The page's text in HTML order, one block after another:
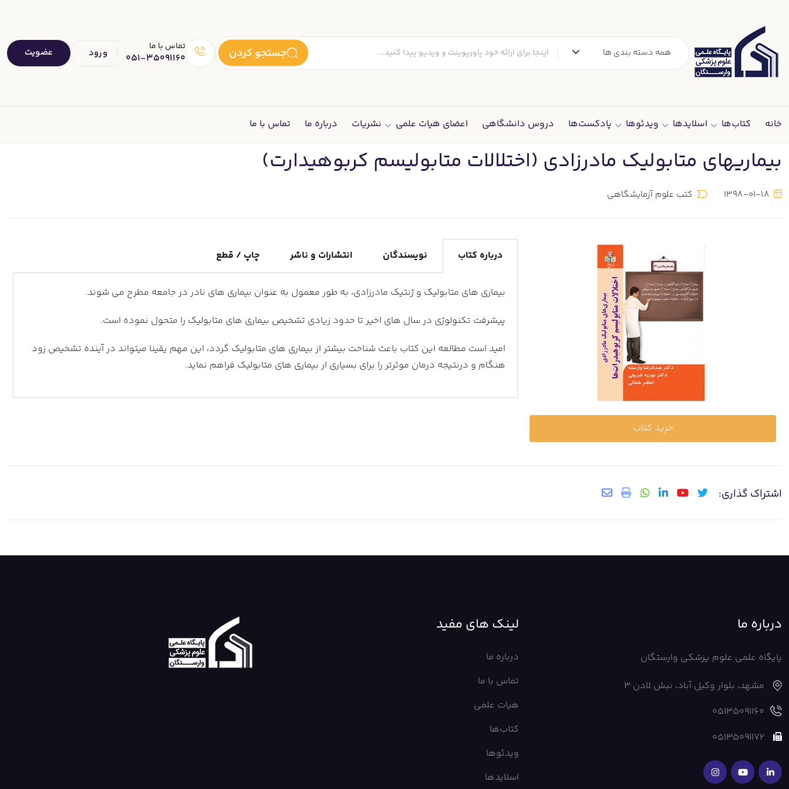
همه دسته بندی ها جستجو کردن تماس با ما
051-35091160 ورود عضویت
خانه کتاب‌ها اسلایدها ویدئوها پادکست‌ها دروس دانشگاهی اعضای هیات علمی نشریات درباره ما تماس با ما
بیماری‏های متابولیک مادرزادی (اختلالات متابولیسم کربوهیدارت)
1398-01-18 کتب علوم آزمایشگاهی
خرید کتاب
درباره کتاب نویسندگان انتشارات و ناشر چاپ / قطع
بیماری های متابولیک و ژنتیک مادرزادی، به طور معمول به عنوان بیماری های نادر در جامعه مطرح می شوند.
پیشرفت تکنولوژی در سال های اخیر تا حدود زیادی تشخیص بیماری های متابولیک را متحول نموده است.
امید است مطالعه این کتاب باعث شناخت بیشتر از بیماری های متابولیک گردد، این مهم یقینا میتواند در آینده تشخیص زود
هنگام و درنتیجه درمان موثرتر را برای بسیاری ار بیماری های متابولیک فراهم نماید.
اشتراک گذاری:
درباره ما
پایگاه علمی علوم پزشکی وارستگان
مشهد، بلوار وکیل آباد، نبش لادن 3
05135091160
05135091172
لینک های مفید
درباره ما
تماس با ما
هیات علمی
کتاب‌ها
ویدئوها
اسلایدها